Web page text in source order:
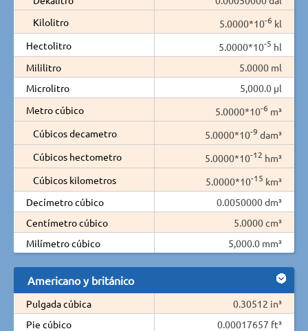
Kilolitro
5.0000*10-6 kl
Hectolitro
5.0000*10-5 hl
Mililitro
5.0000 ml
Microlitro
5,000.0 µl
Metro cúbico
5.0000*10-6 m³
Cúbicos decametro
5.0000*10-9 dam³
Cúbicos hectometro
5.0000*10-12 hm³
Cúbicos kilometros
5.0000*10-15 km³
Decímetro cúbico
0.0050000 dm³
Centímetro cúbico
5.0000 cm³
Milímetro cúbico
5,000.0 mm³
Americano y británico
Pulgada cúbica
0.30512 in³
Pie cúbico
0.00017657 ft³